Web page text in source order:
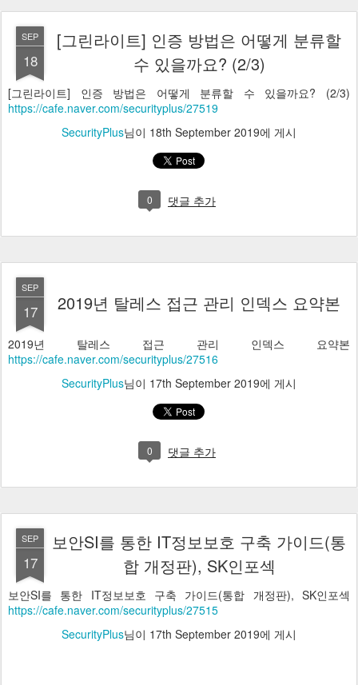
SEP
18
[그린라이트] 인증 방법은 어떻게 분류할
수 있을까요? (2/3)
[그린라이트] 인증 방법은 어떻게 분류할 수 있을까요? (2/3)
https://cafe.naver.com/securityplus/27519
SecurityPlus님이 18th September 2019에 게시
0 댓글 추가
SEP
17 2019년 탈레스 접근 관리 인덱스 요약본
2019년 탈레스 접근 관리 인덱스 요약본
https://cafe.naver.com/securityplus/27516
SecurityPlus님이 17th September 2019에 게시
0 댓글 추가
SEP
17
보안SI를 통한 IT정보보호 구축 가이드(통
합 개정판), SK인포섹
보안SI를 통한 IT정보보호 구축 가이드(통합 개정판), SK인포섹
https://cafe.naver.com/securityplus/27515
SecurityPlus님이 17th September 2019에 게시